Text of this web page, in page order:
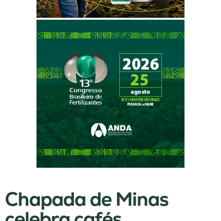
Chapada de Minas